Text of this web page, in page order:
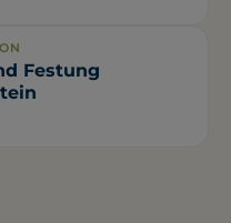
Festung